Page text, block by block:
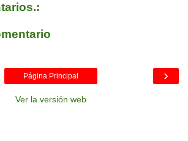
›
Página Principal
Ver la versión web